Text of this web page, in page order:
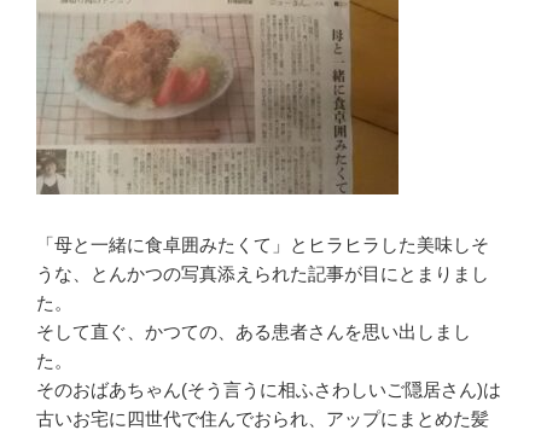
「母と一緒に食卓囲みたくて」とヒラヒラした美味しそ
うな、とんかつの写真添えられた記事が目にとまりまし
た。
そして直ぐ、かつての、ある患者さんを思い出しまし
た。
そのおばあちゃん(そう言うに相ふさわしいご隠居さん)は
古いお宅に四世代で住んでおられ、アップにまとめた髪